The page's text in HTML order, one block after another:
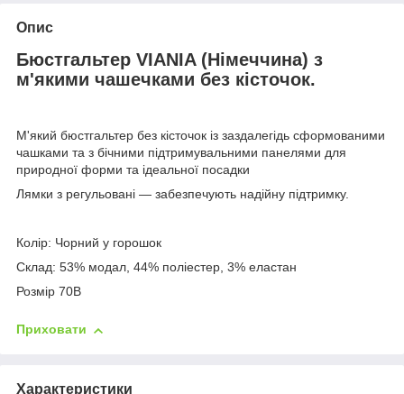
Опис
Бюстгальтер VIANIA (Німеччина) з
м'якими чашечками без кісточок.
М'який бюстгальтер без кісточок із заздалегідь сформованими
чашками та з бічними підтримувальними панелями для
природної форми та ідеальної посадки
Лямки з регульовані — забезпечують надійну підтримку.
Колір: Чорний у горошок
Склад: 53% модал, 44% поліестер, 3% еластан
Розмір 70B
Приховати
Характеристики